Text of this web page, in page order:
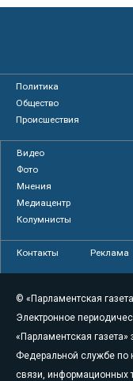
Политика
Общество
Происшествия
Видео
Фото
Мнения
Медиацентр
Колумнисты
Контакты Реклама
© «Парламентская
Электронное
«Парламентская газета»
Федеральной службе по
связи, информационных